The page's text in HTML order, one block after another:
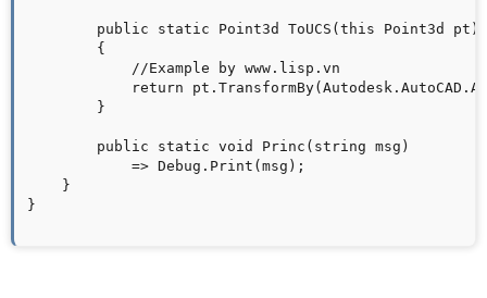
        public static Point3d ToUCS(this Point3d pt)
        {
            //Example by www.lisp.vn
return
        }
        public static void Princ(string msg)
            => Debug.Print(msg);
    }
}